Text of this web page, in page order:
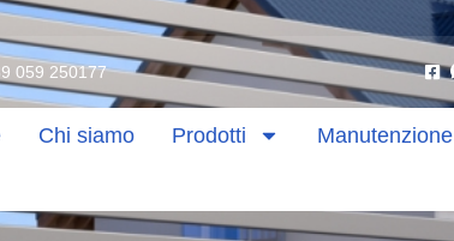
059 250177
Chi siamo Prodotti Manutenzione